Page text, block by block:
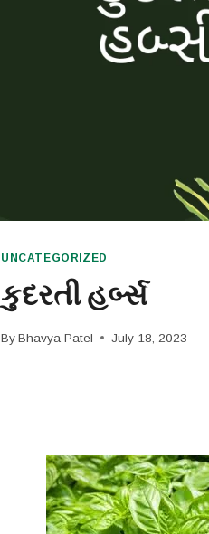
UNCATEGORIZED
કુદરતી હર્બ્સ
By Bhavya Patel July 18, 2023